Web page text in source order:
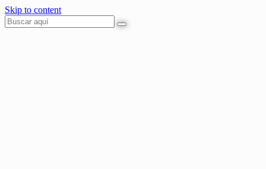
Skip to content